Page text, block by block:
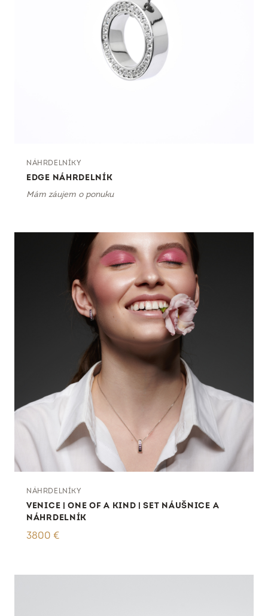
NÁHRDELNÍKY
EDGE NÁHRDELNÍK
Mám záujem o ponuku
NÁHRDELNÍKY
VENICE | ONE OF A KIND | SET NÁUŠNICE A
NÁHRDELNÍK
3800 €